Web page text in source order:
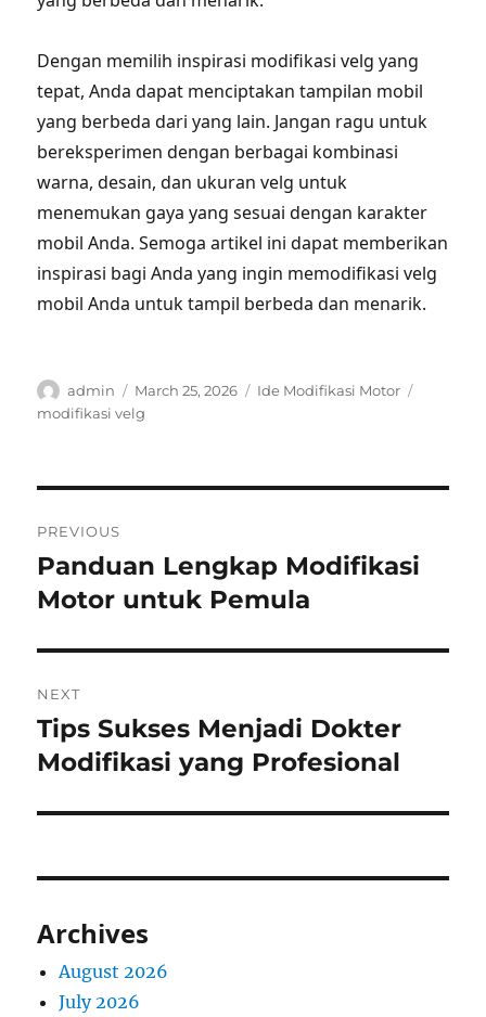
Dengan memilih inspirasi modifikasi velg yang
tepat, Anda dapat menciptakan tampilan mobil
yang berbeda dari yang lain. Jangan ragu untuk
bereksperimen dengan berbagai kombinasi
warna, desain, dan ukuran velg untuk
menemukan gaya yang sesuai dengan karakter
mobil Anda. Semoga artikel ini dapat memberikan
inspirasi bagi Anda yang ingin memodifikasi velg
mobil Anda untuk tampil berbeda dan menarik.
Author
admin
Posted
on
March 25, 2026 Categories
Ide Modifikasi Motor
modifikasi velg
navigation
PREVIOUS
Previous
post:
Panduan Lengkap Modifikasi
Motor untuk Pemula
NEXT
Next
post:
Tips Sukses Menjadi Dokter
Modifikasi yang Profesional
Archives
August 2026
July 2026